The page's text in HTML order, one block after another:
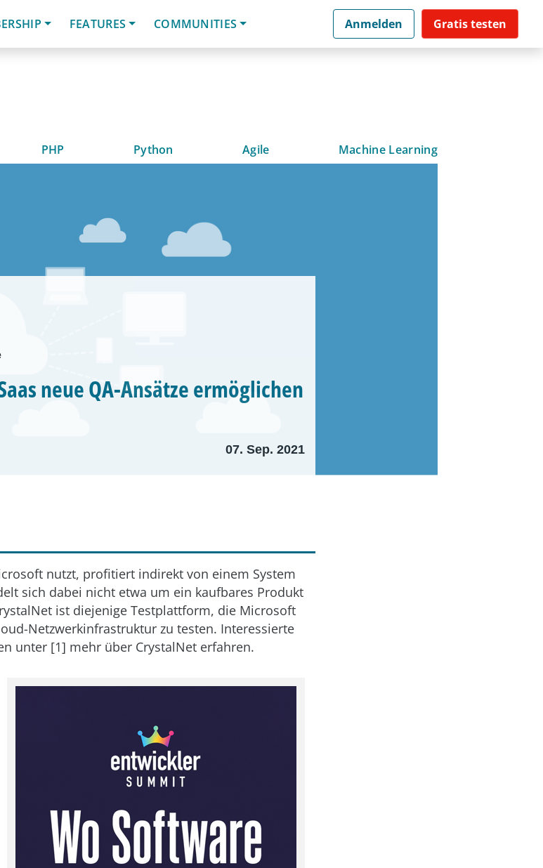
FEATURES COMMUNITIES Anmelden Gratis testen
PHP Python Agile Machine Learning
neue QA-Ansätze ermöglichen
07. Sep. 2021
nutzt, profitiert indirekt von einem System
sich dabei nicht etwa um ein kaufbares Produkt
ist diejenige Testplattform, die Microsoft
Netzwerkinfrastruktur zu testen. Interessierte
unter [1] mehr über CrystalNet erfahren.